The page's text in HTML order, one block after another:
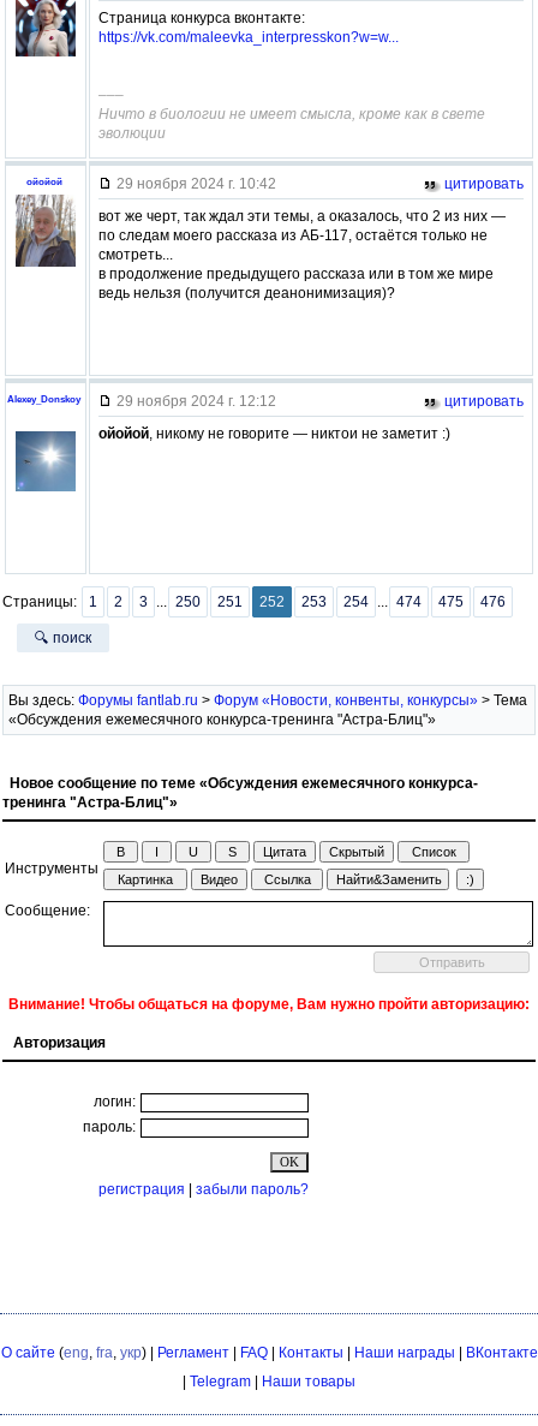
Страница конкурса вконтакте:
https://vk.com/maleevka_interpresskon?w=w...
–––
Ничто в биологии не имеет смысла, кроме как в свете
эволюции
ойойой 29 ноября 2024 г. 10:42
цитировать
вот же черт, так ждал эти темы, а оказалось, что 2 из них —
по следам моего рассказа из АБ-117, остаётся только не
смотреть...
в продолжение предыдущего рассказа или в том же мире
ведь нельзя (получится деанонимизация)?
Alexey_Donskoy 29 ноября 2024 г. 12:12
цитировать
ойойой, никому не говорите — никтои не заметит :)
Страницы: 1 2 3 ... 250 251 252 253 254 ... 474 475 476
🔍 поиск
Вы здесь: Форумы fantlab.ru > Форум «Новости, конвенты, конкурсы» > Тема
«Обсуждения ежемесячного конкурса-тренинга "Астра-Блиц"»
Новое сообщение по теме «Обсуждения ежемесячного конкурса-
тренинга "Астра-Блиц"»
Инструменты
Сообщение:
Внимание! Чтобы общаться на форуме, Вам нужно пройти авторизацию:
Авторизация
логин:
пароль:
регистрация | забыли пароль?
О сайте (eng, fra, укр) | Регламент| FAQ| Контакты | Наши награды | ВКонтакте
| Telegram | Наши товары